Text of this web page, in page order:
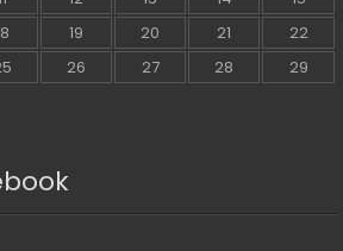
19 20 21
22
26 27 28
29